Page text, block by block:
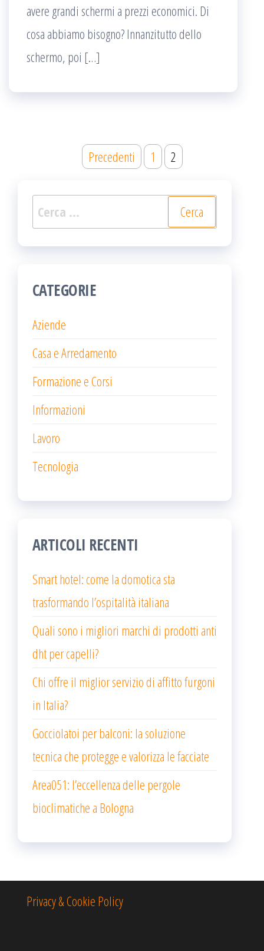
avere grandi schermi a prezzi economici. Di
cosa abbiamo bisogno? Innanzitutto dello
schermo, poi […]
Paginazione
articoli
Precedenti 1 2
Ricerca
per:
CATEGORIE
Aziende
Casa e Arredamento
Formazione e Corsi
Informazioni
Lavoro
Tecnologia
ARTICOLI RECENTI
Smart hotel: come la domotica sta
trasformando l’ospitalità italiana
Quali sono i migliori marchi di prodotti anti
dht per capelli?
Chi offre il miglior servizio di affitto furgoni
in Italia?
Gocciolatoi per balconi: la soluzione
tecnica che protegge e valorizza le facciate
Area051: l’eccellenza delle pergole
bioclimatiche a Bologna
Privacy & Cookie Policy